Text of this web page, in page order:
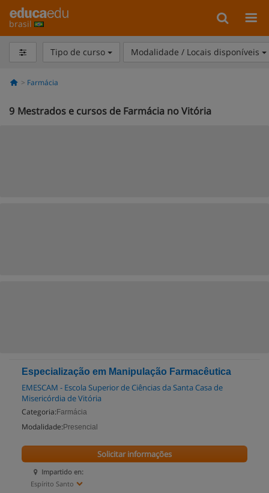
brasil
Tipo de curso Modalidade / Locais disponíveis
Farmácia
9 Mestrados e cursos de Farmácia no Vitória
Especialização em Manipulação Farmacêutica
EMESCAM - Escola Superior de Ciências da Santa Casa de
Misericórdia de Vitória
Categoria: Farmácia
Modalidade: Presencial
Impartido en:
Espírito Santo
Solicitar informações